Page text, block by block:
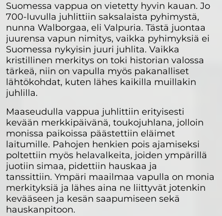
Suomessa vappua on vietetty hyvin kauan. Jo
700-luvulla juhlittiin saksalaista pyhimystä,
nunna Walborgaa, eli Valpuria. Tästä juontaa
juurensa vapun nimitys, vaikka pyhimyksiä ei
Suomessa nykyisin juuri juhlita. Vaikka
kristillinen merkitys on toki historian valossa
tärkeä, niin on vapulla myös pakanalliset
lähtökohdat, kuten lähes kaikilla muillakin
juhlilla.
Maaseudulla vappua juhlittiin erityisesti
kevään merkkipäivänä, toukojuhlana, jolloin
monissa paikoissa päästettiin eläimet
laitumille. Pahojen henkien pois ajamiseksi
poltettiin myös helavalkeita, joiden ympärillä
juotiin simaa, pidettiin hauskaa ja
tanssittiin. Ympäri maailmaa vapulla on monia
merkityksiä ja lähes aina ne liittyvät jotenkin
kevääseen ja kesän saapumiseen sekä
hauskanpitoon.